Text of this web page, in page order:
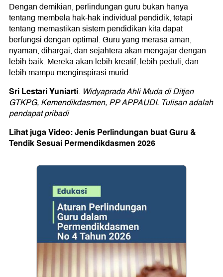
Dengan demikian, perlindungan guru bukan hanya
tentang membela hak-hak individual pendidik, tetapi
tentang memastikan sistem pendidikan kita dapat
berfungsi dengan optimal. Guru yang merasa aman,
nyaman, dihargai, dan sejahtera akan mengajar dengan
lebih baik. Mereka akan lebih kreatif, lebih peduli, dan
lebih mampu menginspirasi murid.
Sri Lestari Yuniarti. Widyaprada Ahli Muda di Ditjen
GTKPG, Kemendikdasmen, PP APPAUDI. Tulisan adalah
pendapat pribadi
Lihat juga Video: Jenis Perlindungan buat Guru &
Tendik Sesuai Permendikdasmen 2026